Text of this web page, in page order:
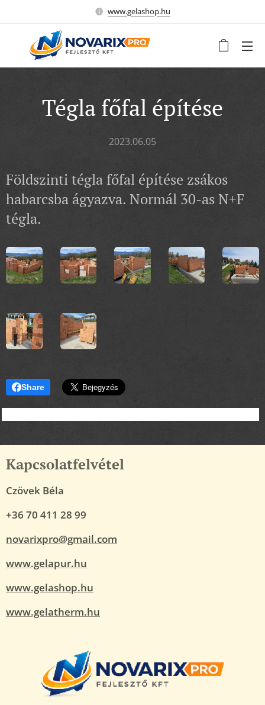
www.gelashop.hu
Tégla főfal építése
2023.06.05
Földszinti tégla főfal építése zsákos
habarcsba ágyazva. Normál 30-as N+F
tégla.
Share
Kapcsolatfelvétel
Czövek Béla
+36 70 411 28 99
novarixpro@gmail.com
www.gelapur.hu
www.gelashop.hu
www.gelatherm.hu